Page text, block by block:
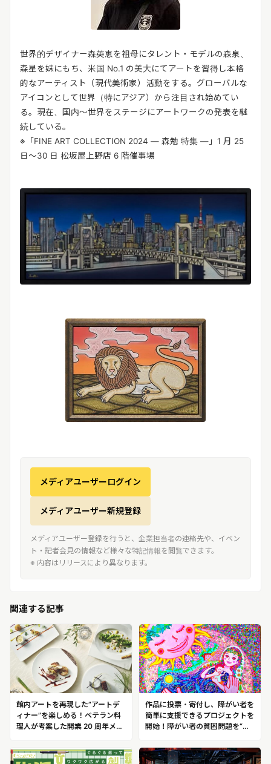
世界的デザイナー森英恵を祖母にタレント・モデルの森泉、
森星を妹にもち、米国 No.1 の美大にてアートを習得し本格
的なアーティスト（現代美術家）活動をする。グローバルな
アイコンとして世界（特にアジア）から注目され始めてい
る。現在、国内～世界をステージにアートワークの発表を継
続している。
※「FINE ART COLLECTION 2024 ― 森勉 特集 ―」1 月 25
日～30 日 松坂屋上野店 6 階催事場
メディアユーザーログイン
メディアユーザー新規登録
メディアユーザー登録を行うと、企業担当者の連絡先や、イベン
ト・記者会見の情報など様々な特記情報を閲覧できます。
※ 内容はリリースにより異なります。
関連する記事
館内アートを再現した”アートデ
ィナー”を楽しめる！ベテラン料
理人が考案した開業 20 周年メニ
ホテル東京インターコンチネンタ
ル」
作品に投票・寄付し、障がい者を
簡単に支援できるプロジェクトを
開始！障がい者の貧困問題を“ア
専門家一般社団法人キャンバス
代表 中澤 俊太